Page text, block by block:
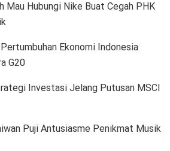
Mau Hubungi Nike Buat Cegah PHK
Pertumbuhan Ekonomi Indonesia
G20
Investasi Jelang Putusan MSCI
Puji Antusiasme Penikmat Musik